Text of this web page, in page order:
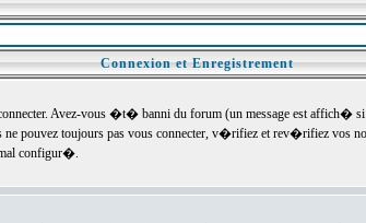
Connexion et Enregistrement
Avez-vous �t� banni du forum (un message est affich�
pouvez toujours pas vous connecter, v�rifiez et rev�rifiez vos
configur�.